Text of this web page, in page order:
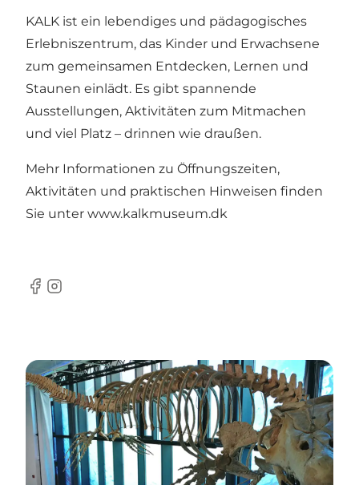
KALK ist ein lebendiges und pädagogisches
Erlebniszentrum, das Kinder und Erwachsene
zum gemeinsamen Entdecken, Lernen und
Staunen einlädt. Es gibt spannende
Ausstellungen, Aktivitäten zum Mitmachen
und viel Platz – drinnen wie draußen.
Mehr Informationen zu Öffnungszeiten,
Aktivitäten und praktischen Hinweisen finden
Sie unter www.kalkmuseum.dk
Facebook
Instagram